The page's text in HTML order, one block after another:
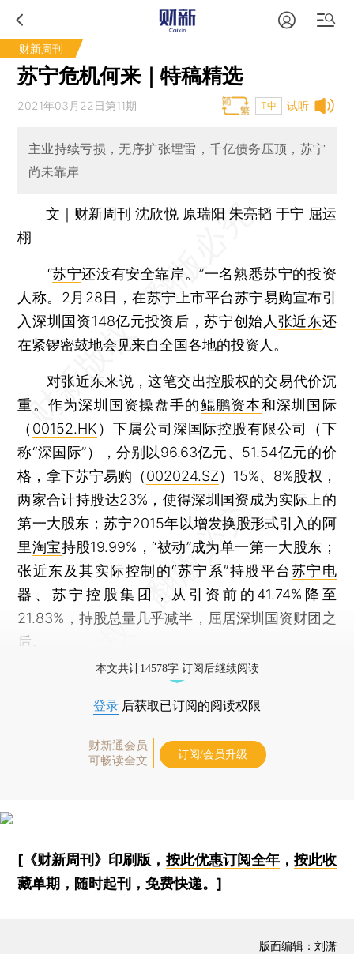
财新周刊
苏宁危机何来｜特稿精选
试听
2021年03月22日第11期 T中
主业持续亏损，无序扩张埋雷，千亿债务压顶，苏宁
尚未靠岸
文｜财新周刊 沈欣悦 原瑞阳 朱亮韬 于宁 屈运
栩
“苏宁还没有安全靠岸。”一名熟悉苏宁的投资
人称。2月28日，在苏宁上市平台苏宁易购宣布引
入深圳国资148亿元投资后，苏宁创始人 张近东还
在紧锣密鼓地会见来自全国各地的投资人。
对张近东来说，这笔交出控股权的交易代价沉
重。作为深圳国资操盘手的鲲鹏资本和深圳国际
（ 00152.HK ）下属公司深国际控股有限公司（下
称“深国际”），分别以96.63亿元、51.54亿元的价
格，拿下苏宁易购（002024.SZ）15%、8%股权，
两家合计持股达23%，使得深圳国资成为实际上的
第一大股东；苏宁2015年以增发换股形式引入的阿
里淘宝持股19.99%，“被动”成为单一第一大股东；
张近东及其实际控制的“苏宁系”持股平台苏宁电
器 、 苏宁控股集团
，从引资前的41.74%降至
21.83%，持股总量几乎减半，屈居深圳国资财团之
后。
本文共计14578字 订阅后继续阅读
登录 后获取已订阅的阅读权限
财新通会员
可畅读全文
订阅/会员升级
[《财新周刊》印刷版， 按此优惠订阅全年， 按此收
藏单期 ，随时起刊，免费快递。]
版面编辑：刘潇